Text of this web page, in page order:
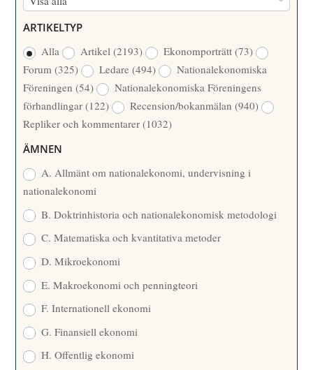
/
Å
R
R
F
A
T
T
A
R
ARTIKELTYP
Alla
Artikel(2193) Ekonomporträtt(73)
Forum(325) Ledare(494)
Nationalekonomiska
Föreningen(54)
Nationalekonomiska Föreningens
förhandlingar(122) Recension/bokanmälan(940)
Repliker och kommentarer(1032)
ÄMNEN
A. Allmänt om nationalekonomi, undervisning i
nationalekonomi
B. Doktrinhistoria och nationalekonomisk metodologi
C. Matematiska och kvantitativa metoder
D. Mikroekonomi
E. Makroekonomi och penningteori
F. Internationell ekonomi
G. Finansiell ekonomi
H. Offentlig ekonomi